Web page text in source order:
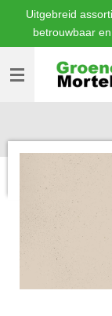
direct
de
hoofdinhoud
Uitgebreid
betrouwbaar